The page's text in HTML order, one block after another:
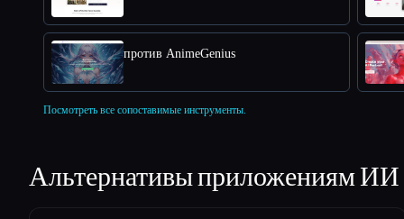
против AnimeGenius
Посмотреть все сопоставимые инструменты.
Альтернативы приложениям